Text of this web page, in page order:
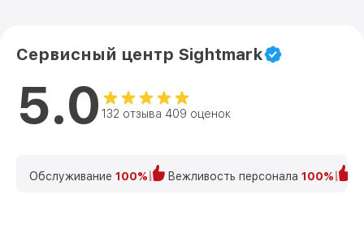
Сервисный центр Sightmark
5.0 132 отзыва 409 оценок
Обслуживание 100% Вежливость персонала 100%